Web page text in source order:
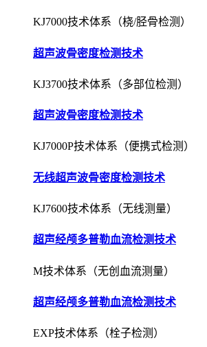
KJ7000技术体系（桡/胫骨检测）
超声波骨密度检测技术
KJ3700技术体系（多部位检测）
超声波骨密度检测技术
KJ7000P技术体系（便携式检测）
无线超声波骨密度检测技术
KJ7600技术体系（无线测量）
超声经颅多普勒血流检测技术
M技术体系（无创血流测量）
超声经颅多普勒血流检测技术
EXP技术体系（栓子检测）